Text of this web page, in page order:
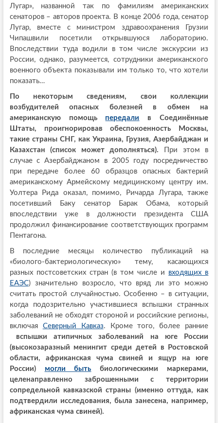
Лугар», названной так по фамилиям американских
сенаторов – авторов проекта. В конце 2006 года, сенатор
Лугар, вместе с министром здравоохранения Грузии
Чипашвили посетили открывшуюся лабораторию.
Впоследствии туда водили в том числе экскурсии из
России, однако, разумеется, сотрудники американского
военного объекта показывали им только то, что хотели
показать…
По некоторым сведениям, свои коллекции
возбудителей опасных болезней в обмен на
американскую помощь передали в Соединённые
Штаты, проигнорировав обеспокоенность Москвы,
такие страны СНГ, как Украина, Грузия, Азербайджан и
Казахстан (список может дополняться). При этом в
случае с Азербайджаном в 2005 году посредничество
при передаче более 60 образцов опасных бактерий
американскому Армейскому медицинскому центру им.
Уолтера Рида оказал, помимо, Ричарда Лугара, также
посетивший Баку сенатор Барак Обама, который
впоследствии уже в должности президента США
продолжил финансирование соответствующих программ
Пентагона.
В последние месяцы количество публикаций на
«биолого-бактериологическую» тему, касающихся
разных постсоветских стран (в том числе и входящих в
ЕАЭС) значительно возросло, что вряд ли это можно
считать простой случайностью. Особенно – в ситуации,
когда подозрительно участившиеся вспышки странных
заболеваний не обходят стороной и российские регионы,
включая Северный Кавказ. Кроме того, более ранние
вспышки атипичных заболеваний на юге России
(высокозаразный менингит среди детей в Ростовской
области, африканская чума свиней и ящур на юге
России) могли быть биологическими маркерами,
целенаправленно заброшенными с территории
сопредельной кавказской страны (именно оттуда, как
подтвердили исследования, была занесена, например,
африканская чума свиней).